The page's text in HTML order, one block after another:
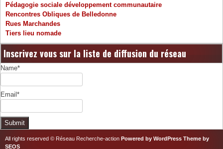
Pédagogie sociale développement communautaire
Rencontres Obliques de Belledonne
Rues Marchandes
Tiers lieu nomade
Inscrivez vous sur la liste de diffusion du réseau
Name*
Email*
All rights reserved © Réseau Recherche-action Powered by WordPress Theme by
SEOS